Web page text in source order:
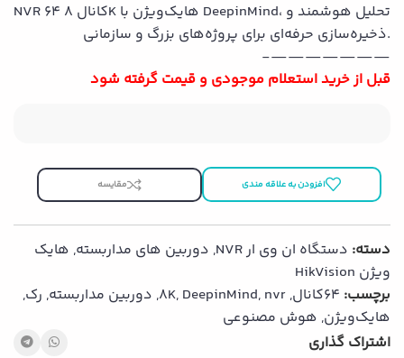
NVR 64 کانال 8K هایک‌ویژن با DeepinMind، تحلیل هوشمند و
ذخیره‌سازی حرفه‌ای برای پروژه‌های بزرگ و سازمانی.
———————-
قبل از خرید استعلام موجودی و قیمت گرفته شود
افزودن به علاقه مندی مقایسه
دسته: دستگاه ان وی ار NVR , دوربین های مداربسته, هایک
ویژن HikVision
برچسب: 64کانال ,
8K, DeepinMind, nvr
, دوربین مداربسته, رک,
هایك‌ویژن, هوش مصنوعی
اشتراک گذاری